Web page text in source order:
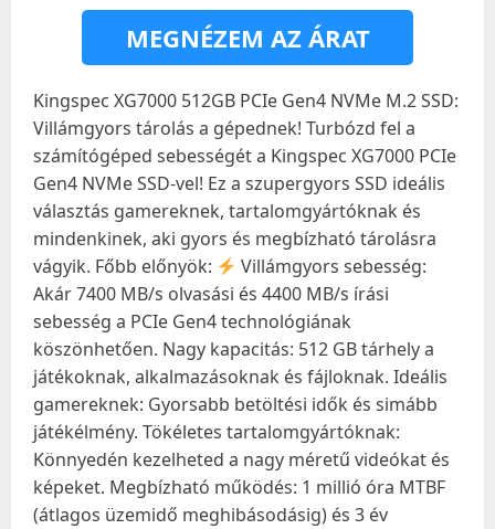
MEGNÉZEM AZ ÁRAT
Kingspec XG7000 512GB PCIe Gen4 NVMe M.2 SSD:
Villámgyors tárolás a gépednek! Turbózd fel a
számítógéped sebességét a Kingspec XG7000 PCIe
Gen4 NVMe SSD-vel! Ez a szupergyors SSD ideális
választás gamereknek, tartalomgyártóknak és
mindenkinek, aki gyors és megbízható tárolásra
vágyik. Főbb előnyök:
Villámgyors sebesség:
Akár 7400 MB/s olvasási és 4400 MB/s írási
sebesség a PCIe Gen4 technológiának
köszönhetően. Nagy kapacitás: 512 GB tárhely a
játékoknak, alkalmazásoknak és fájloknak. Ideális
gamereknek: Gyorsabb betöltési idők és simább
játékélmény. Tökéletes tartalomgyártóknak:
Könnyedén kezelheted a nagy méretű videókat és
képeket. Megbízható működés: 1 millió óra MTBF
(átlagos üzemidő meghibásodásig) és 3 év